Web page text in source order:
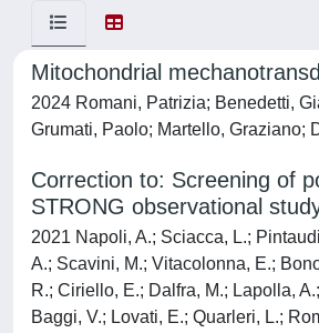
Mitochondrial
2024 Romani, Patrizia; Benedetti,
Grumati, Paolo; Martello, Graziano;
Correction to: Screening of
STRONG observational
2021 Napoli, A.; Sciacca, L.;
A.; Scavini, M.; Vitacolonna, E.;
R.; Ciriello, E.; Dalfra, M.; Lapolla,
Baggi, V.; Lovati, E.; Quarleri, L.;